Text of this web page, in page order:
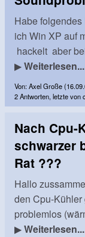
Habe
ich Win XP auf
hackelt aber
▶Weiterlesen...
Von: Axel Große
2 Antworten, letzte von
Nach Cpu-
schwarzer
Rat ???
Hallo
den Cpu-
problemlos
▶Weiterlesen...